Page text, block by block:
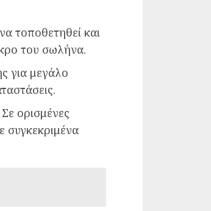
τοποθετηθεί και
του σωλήνα.
για μεγάλο
Σε ορισμένες
συγκεκριμένα